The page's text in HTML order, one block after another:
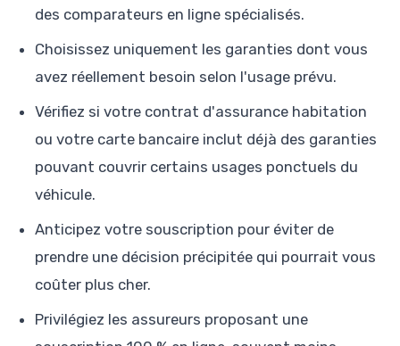
des comparateurs en ligne spécialisés.
Choisissez uniquement les garanties dont vous
avez réellement besoin selon l'usage prévu.
Vérifiez si votre contrat d'assurance habitation
ou votre carte bancaire inclut déjà des garanties
pouvant couvrir certains usages ponctuels du
véhicule.
Anticipez votre souscription pour éviter de
prendre une décision précipitée qui pourrait vous
coûter plus cher.
Privilégiez les assureurs proposant une